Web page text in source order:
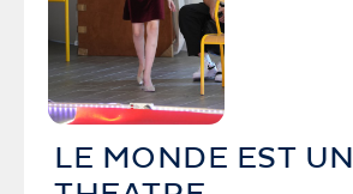
LE MONDE EST UN